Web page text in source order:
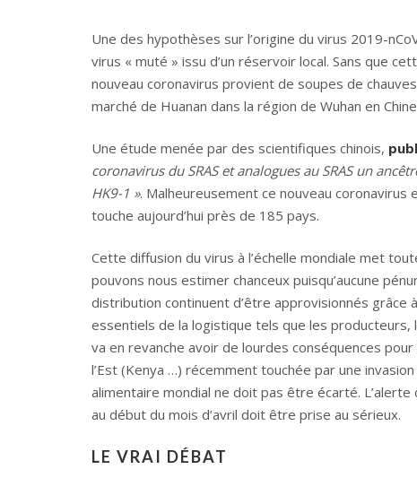
Une des hypothèses sur l’origine du virus 2019-
virus « muté » issu d’un réservoir local. Sans que
nouveau coronavirus provient de soupes de
marché de Huanan dans la région de Wuhan en
Une étude menée par des scientifiques chinois,
coronavirus du SRAS et analogues au SRAS un
HK9-1 ». Malheureusement ce nouveau
touche aujourd’hui près de 185 pays.
Cette diffusion du virus à l’échelle mondiale met
pouvons nous estimer chanceux puisqu’aucune
distribution continuent d’être approvisionnés grâce
essentiels de la logistique tels que les producteurs,
va en revanche avoir de lourdes conséquences
l’Est (Kenya …) récemment touchée par une
alimentaire mondial ne doit pas être écarté. L’alerte
au début du mois d’avril doit être prise au sérieux.
LE VRAI DÉBAT